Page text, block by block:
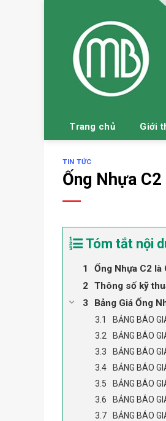
Trang chủ Giới
TIN TỨC
Ống Nhựa C2
Tóm tắt nội
Ống Nhựa C2 là
Thông số kỹ
Bảng Giá Ống
BẢNG BÁO
BẢNG BÁO
BẢNG BÁO
BẢNG BÁO
BẢNG BÁO
BẢNG BÁO
BẢNG BÁO